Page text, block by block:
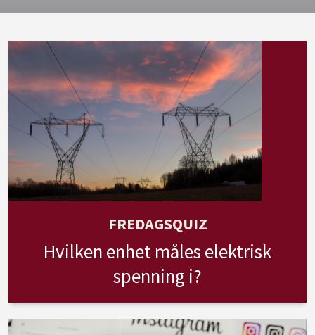
FREDAGSQUIZ
Hvilken enhet måles elektrisk
spenning i?